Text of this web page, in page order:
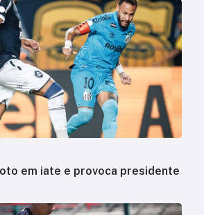
em iate e provoca presidente